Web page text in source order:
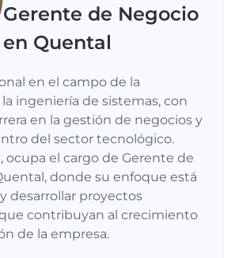
Gerente de Negocio
en Quental
en el campo de la
ingeniería de sistemas, con
en la gestión de negocios y
del sector tecnológico.
el cargo de Gerente de
donde su enfoque está
desarrollar proyectos
contribuyan al crecimiento
de la empresa.